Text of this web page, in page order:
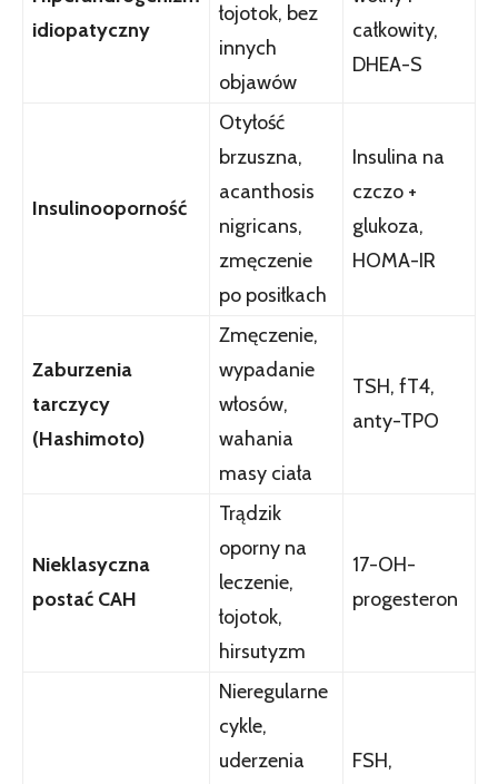
idiopatyczny
łojotok, bez
innych
objawów
całkowity,
DHEA-S
Insulinooporność
Otyłość
brzuszna,
acanthosis
nigricans,
zmęczenie
po posiłkach
Insulina na
czczo +
glukoza,
HOMA-IR
Zaburzenia
tarczycy
(Hashimoto)
Zmęczenie,
wypadanie
włosów,
wahania
masy ciała
TSH, fT4,
anty-TPO
Nieklasyczna
postać CAH
Trądzik
oporny na
leczenie,
łojotok,
hirsutyzm
17-OH-
progesteron
Nieregularne
cykle,
uderzenia
FSH,